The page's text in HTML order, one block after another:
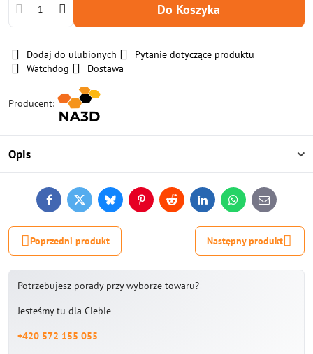
Do Koszyka
Dodaj do ulubionych
Pytanie dotyczące produktu
Watchdog
Dostawa
Producent:
Opis
FacebookTwitterBlueskyPinterestReddit LinkedInWhatsApp
E-
mail
Poprzedni produkt Następny produkt
Potrzebujesz porady przy wyborze towaru?
Jesteśmy tu dla Ciebie
+420 572 155 055